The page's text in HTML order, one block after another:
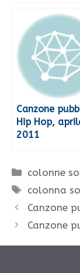
Canzone
Hip Hop,
2011
Categorie
colonne
Tag
colonna
Canzone
Canzone